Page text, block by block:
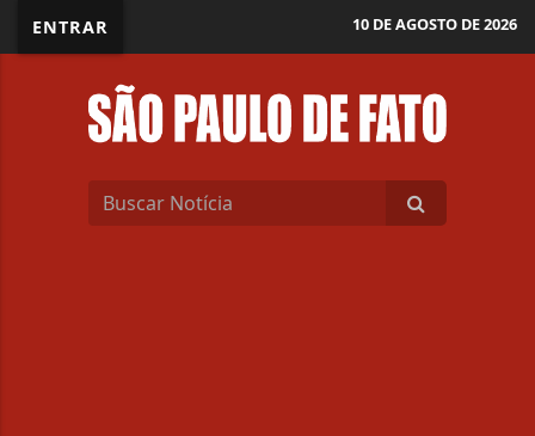
ENTRAR 10 DE AGOSTO DE 2026